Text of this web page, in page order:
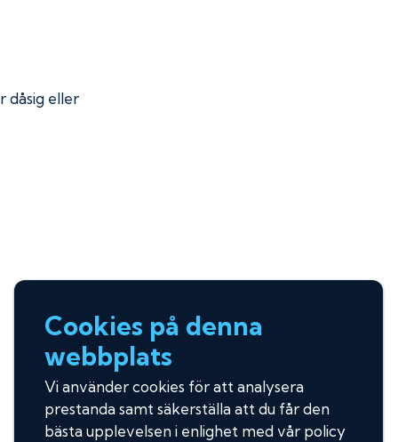
dåsig eller
Cookies på denna
webbplats
Vi använder cookies för att analysera
prestanda samt säkerställa att du får den
bästa upplevelsen i enlighet med vår policy